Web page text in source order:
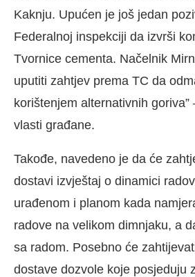
Kaknju. Upućen je još jedan
Federalnoj inspekciji da izvrši
Tvornice cementa. Načelnik
uputiti zahtjev prema TC da
korištenjem alternativnih goriva”
vlasti građane.
Takođe, navedeno je da će
dostavi izvještaj o dinamici
urađenom i planom kada
radove na velikom dimnjaku, a
sa radom. Posebno će
dostave dozvole koje posjeduju